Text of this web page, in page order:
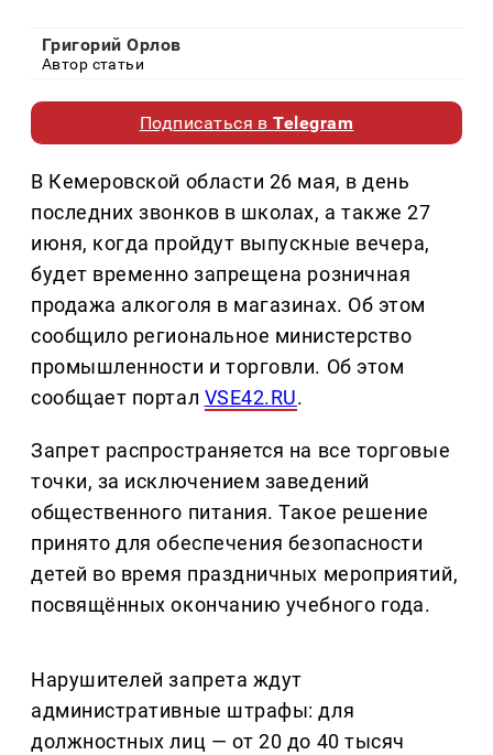
Григорий Орлов
Автор статьи
Подписаться вTelegram
В Кемеровской области 26 мая, в день
последних звонков в школах, а также 27
июня, когда пройдут выпускные вечера,
будет временно запрещена розничная
продажа алкоголя в магазинах. Об этом
сообщило региональное министерство
промышленности и торговли. Об этом
сообщает портал VSE42.RU.
Запрет распространяется на все торговые
точки, за исключением заведений
общественного питания. Такое решение
принято для обеспечения безопасности
детей во время праздничных мероприятий,
посвящённых окончанию учебного года.
Нарушителей запрета ждут
административные штрафы: для
должностных лиц — от 20 до 40 тысяч